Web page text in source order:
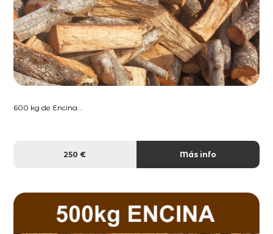
600 kg de Encina...
250 € Más info